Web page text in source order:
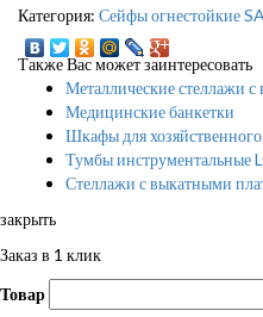
Категория: Сейфы огнестойкие
Также Вас может заинтересовать
Металлические стеллажи с
Медицинские банкетки
Шкафы для
Тумбы инструментальные
Стеллажи с выкатными
закрыть
Заказ в 1 клик
Товар